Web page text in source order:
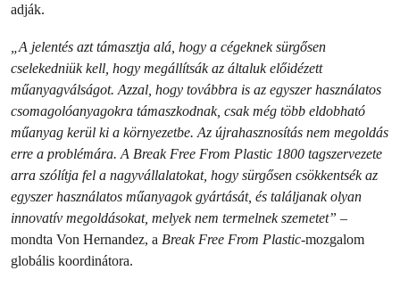
adják.
„A jelentés azt támasztja alá, hogy a cégeknek sürgősen
cselekedniük kell, hogy megállítsák az általuk előidézett
műanyagválságot. Azzal, hogy továbbra is az egyszer használatos
csomagolóanyagokra támaszkodnak, csak még több eldobható
műanyag kerül ki a környezetbe. Az újrahasznosítás nem megoldás
erre a problémára. A Break Free From Plastic 1800 tagszervezete
arra szólítja fel a nagyvállalatokat, hogy sürgősen csökkentsék az
egyszer használatos műanyagok gyártását, és találjanak olyan
innovatív megoldásokat, melyek nem termelnek szemetet” –
mondta Von Hernandez, a Break Free From Plastic-mozgalom
globális koordinátora.